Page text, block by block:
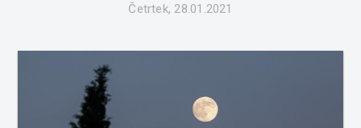
Četrtek, 28.01.2021